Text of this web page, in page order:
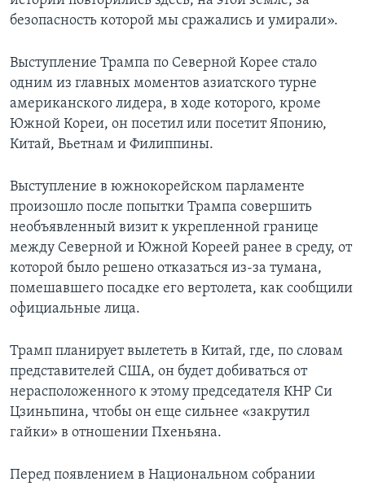
безопасность которой мы сражались и умирали».
Выступление Трампа по Северной Корее стало
одним из главных моментов азиатского турне
американского лидера, в ходе которого, кроме
Южной Кореи, он посетил или посетит Японию,
Китай, Вьетнам и Филиппины.
Выступление в южнокорейском парламенте
произошло после попытки Трампа совершить
необъявленный визит к укрепленной границе
между Северной и Южной Кореей ранее в среду, от
которой было решено отказаться из-за тумана,
помешавшего посадке его вертолета, как сообщили
официальные лица.
Трамп планирует вылететь в Китай, где, по словам
представителей США, он будет добиваться от
нерасположенного к этому председателя КНР Си
Цзиньпина, чтобы он еще сильнее «закрутил
гайки» в отношении Пхеньяна.
Перед появлением в Национальном собрании